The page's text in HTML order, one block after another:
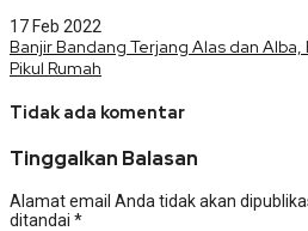
17 Feb 2022
Banjir Bandang Terjang Alas dan
Pikul Rumah
Tidak ada komentar
Tinggalkan Balasan
Alamat email Anda tidak akan
ditandai *